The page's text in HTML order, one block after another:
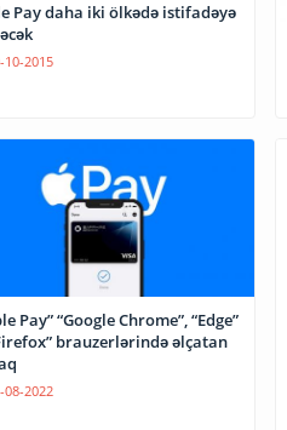
Pay daha iki ölkədə istifadəyə
10-2015
Pay” “Google Chrome”, “Edge”
brauzerlərində əlçatan
08-2022